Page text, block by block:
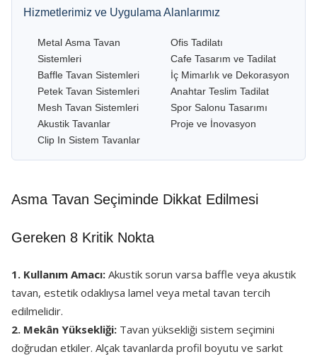
Hizmetlerimiz ve Uygulama Alanlarımız
Metal Asma Tavan
Sistemleri
Baffle Tavan Sistemleri
Petek Tavan Sistemleri
Mesh Tavan Sistemleri
Akustik Tavanlar
Clip In Sistem Tavanlar
Ofis Tadilatı
Cafe Tasarım ve Tadilat
İç Mimarlık ve Dekorasyon
Anahtar Teslim Tadilat
Spor Salonu Tasarımı
Proje ve İnovasyon
Asma Tavan Seçiminde Dikkat Edilmesi
Gereken 8 Kritik Nokta
1. Kullanım Amacı: Akustik sorun varsa baffle veya akustik
tavan, estetik odaklıysa lamel veya metal tavan tercih
edilmelidir.
2. Mekân Yüksekliği: Tavan yüksekliği sistem seçimini
doğrudan etkiler. Alçak tavanlarda profil boyutu ve sarkıt